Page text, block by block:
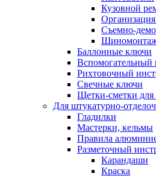
Кузовной
Организация
Съемно-
Баллонные ключи
Вспомогательный
Рихтовочный
Свечные ключи
Щетки-сметки для
Для штукатурно-
Гладилки
Мастерки, кельмы
Правила
Разметочный
Карандаши
Краска